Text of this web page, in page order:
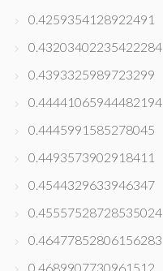
0.4259354128922491
0.43203402235422284
0.4393325989723299
0.44441065944482194
0.4445991585278045
0.4493573902918411
0.4544329633946347
0.45557528728535024
0.46477852806156283
0.4689907730961512